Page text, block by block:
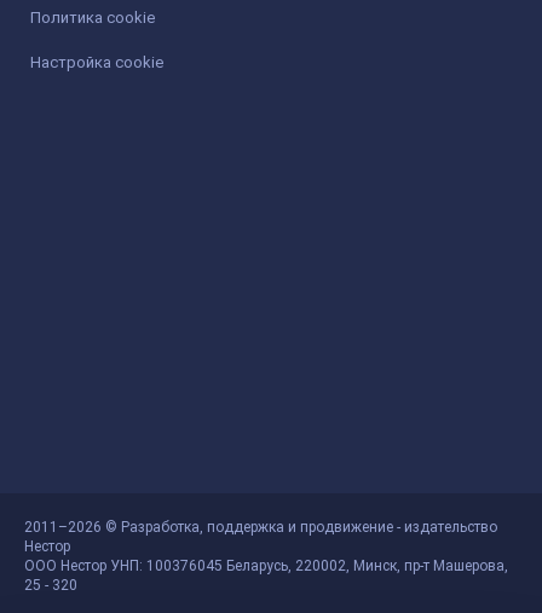
Политика cookie
Настройка cookie
2011–2026 © Разработка, поддержка и продвижение - издательство
Нестор
ООО Нестор УНП: 100376045 Беларусь, 220002, Минск, пр-т Машерова,
25 - 320